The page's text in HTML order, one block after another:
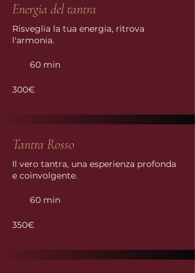
Energia del tantra
Risveglia la tua energia, ritrova
l'armonia.
60 min
300€
Tantra Rosso
Il vero tantra, una esperienza profonda
e coinvolgente.
60 min
350€